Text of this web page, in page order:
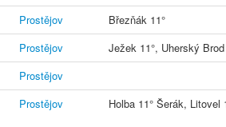
Prostějov Březňák 11°
Prostějov Ježek 11°, Uherský
Prostějov
Prostějov Holba 11° Šerák, Litovel